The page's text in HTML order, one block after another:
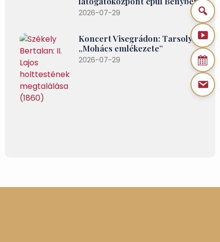
2026-07-29
Koncert Visegrádon: Tarsoly –
„Mohács emlékezete”
2026-07-29